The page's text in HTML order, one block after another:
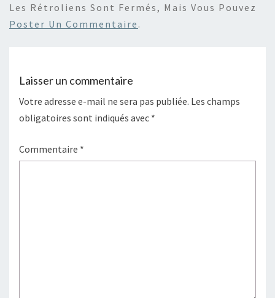
Les Rétroliens Sont Fermés, Mais Vous Pouvez
Poster Un Commentaire .
Laisser un commentaire
Votre adresse e-mail ne sera pas publiée. Les champs
obligatoires sont indiqués avec *
Commentaire *